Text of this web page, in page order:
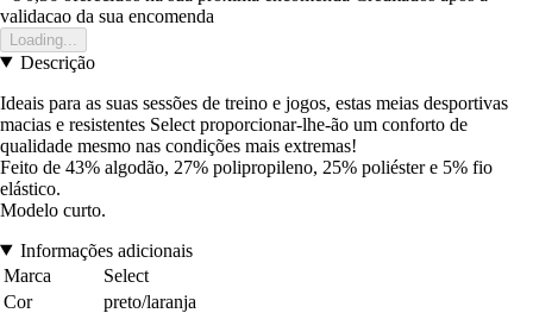
validacao da sua encomenda
Loading...
Descrição
Ideais para as suas sessões de treino e jogos, estas meias desportivas
macias e resistentes Select proporcionar-lhe-ão um conforto de
qualidade mesmo nas condições mais extremas!
Feito de 43% algodão, 27% polipropileno, 25% poliéster e 5% fio
elástico.
Modelo curto.
Informações adicionais
Marca
Select
Cor
preto/laranja